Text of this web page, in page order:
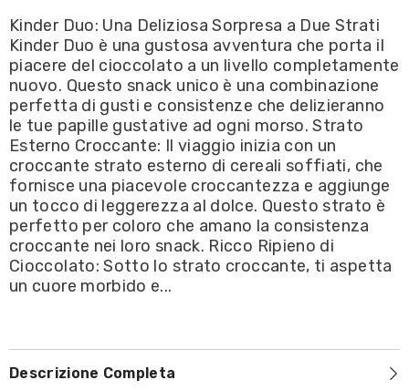
Kinder
Duo
Kinder
Duo
150g
Kinder Duo: Una Deliziosa Sorpresa a Due Strati
Kinder Duo è una gustosa avventura che porta il
piacere del cioccolato a un livello completamente
nuovo. Questo snack unico è una combinazione
perfetta di gusti e consistenze che delizieranno
le tue papille gustative ad ogni morso. Strato
Esterno Croccante: Il viaggio inizia con un
croccante strato esterno di cereali soffiati, che
fornisce una piacevole croccantezza e aggiunge
un tocco di leggerezza al dolce. Questo strato è
perfetto per coloro che amano la consistenza
croccante nei loro snack. Ricco Ripieno di
Cioccolato: Sotto lo strato croccante, ti aspetta
un cuore morbido e...
Descrizione Completa